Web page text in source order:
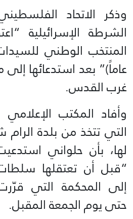
وذكر الاتحاد
الشرطة الإسرائيلية
عاماً)” بعد استدعائها
غرب القدس.
وأفاد المكتب
التي تتخذ من بلدة
لها، بأن حلواني استدعيت
“قبل أن تعتقلها سلطات
إلى المحكمة التي
حتى يوم الجمعة المقبل.